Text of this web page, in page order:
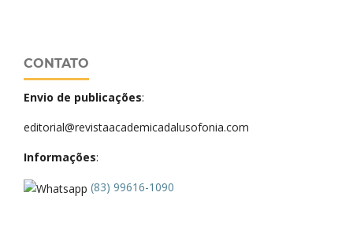
CONTATO
Envio de publicações:
editorial@revistaacademicadalusofonia.com
Informações:
(83) 99616-1090